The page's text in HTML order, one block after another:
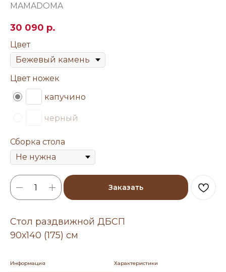
MAMADOMA
30 090 р.
Цвет
Цвет ножек
капучино
черный
Сборка стола
Заказать
Стол раздвижной ДБСП
90х140 (175) см
Информация Характеристики